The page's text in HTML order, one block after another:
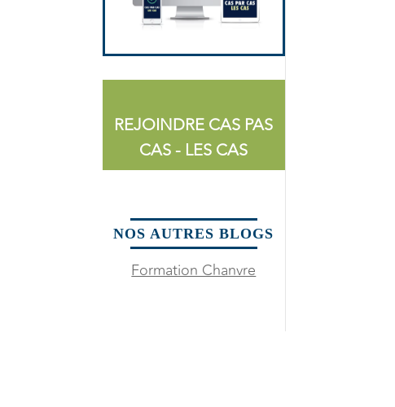
REJOINDRE CAS PAS
CAS - LES CAS
NOS AUTRES BLOGS
Formation Chanvre